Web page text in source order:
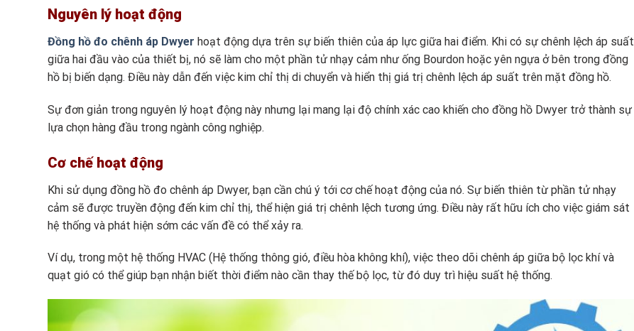
Nguyên lý hoạt động
Đồng hồ đo chênh áp Dwyer hoạt động dựa trên sự biến thiên của áp lực giữa hai điểm. Khi có sự chênh lệch áp suất
giữa hai đầu vào của thiết bị, nó sẽ làm cho một phần tử nhạy cảm như ống Bourdon hoặc yên ngựa ở bên trong đồng
hồ bị biến dạng. Điều này dẫn đến việc kim chỉ thị di chuyển và hiển thị giá trị chênh lệch áp suất trên mặt đồng hồ.
Sự đơn giản trong nguyên lý hoạt động này nhưng lại mang lại độ chính xác cao khiến cho đồng hồ Dwyer trở thành sự
lựa chọn hàng đầu trong ngành công nghiệp.
Cơ chế hoạt động
Khi sử dụng đồng hồ đo chênh áp Dwyer, bạn cần chú ý tới cơ chế hoạt động của nó. Sự biến thiên từ phần tử nhạy
cảm sẽ được truyền động đến kim chỉ thị, thể hiện giá trị chênh lệch tương ứng. Điều này rất hữu ích cho việc giám sát
hệ thống và phát hiện sớm các vấn đề có thể xảy ra.
Ví dụ, trong một hệ thống HVAC (Hệ thống thông gió, điều hòa không khí), việc theo dõi chênh áp giữa bộ lọc khí và
quạt gió có thể giúp bạn nhận biết thời điểm nào cần thay thế bộ lọc, từ đó duy trì hiệu suất hệ thống.